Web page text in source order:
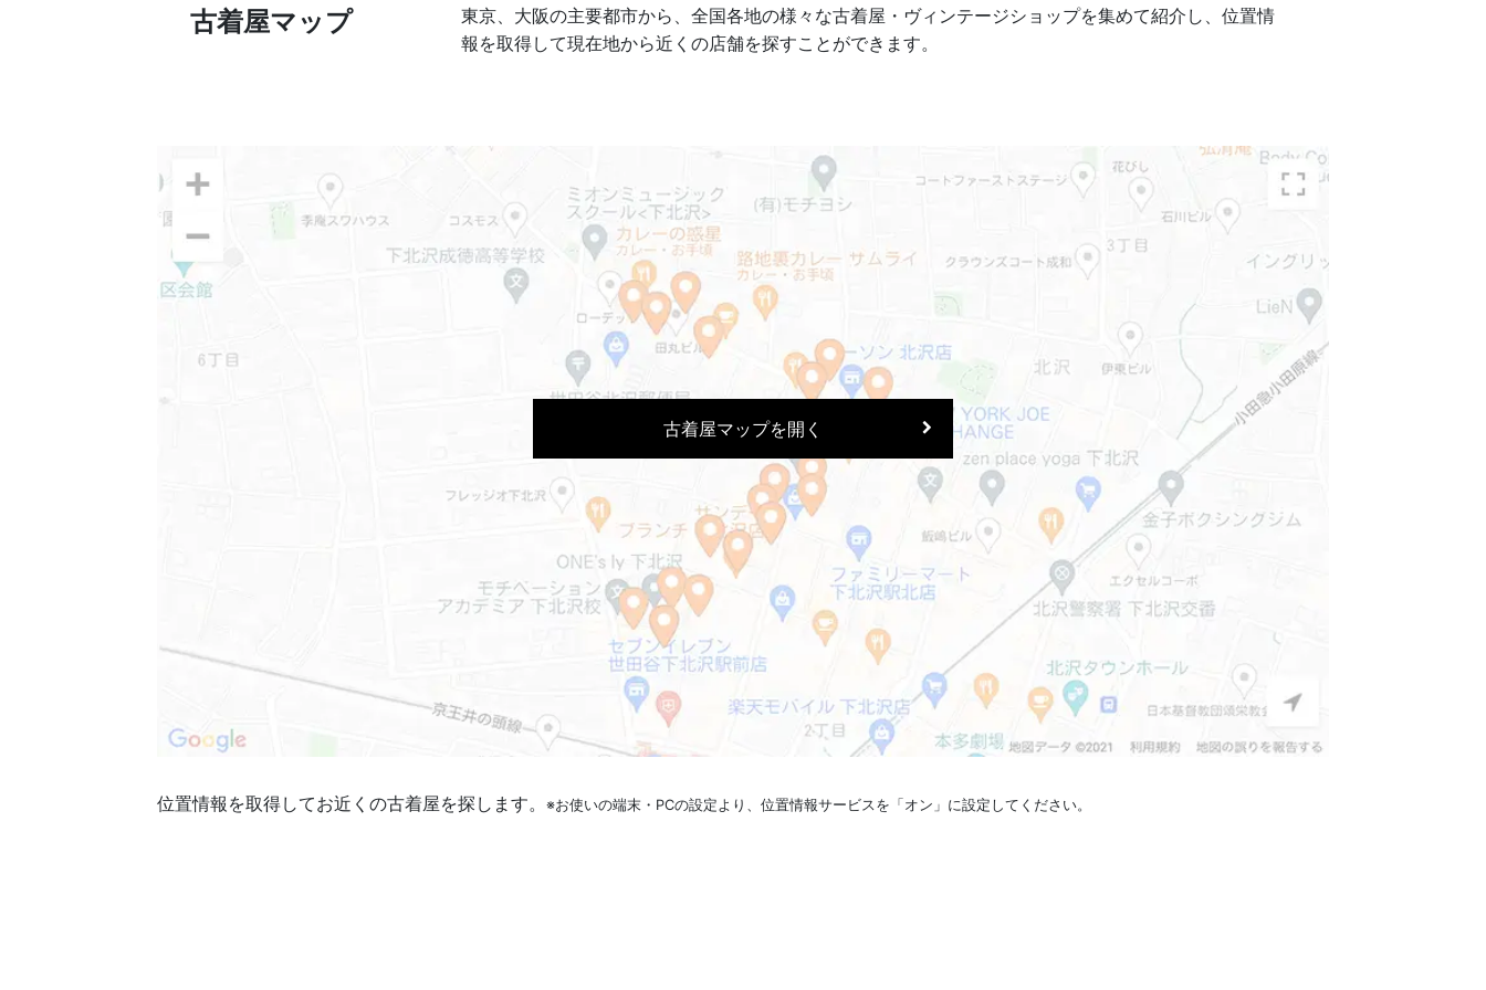
古着屋マップ
東京、大阪の主要都市から、全国各地の様々な古着屋・ヴィンテージショップを集めて紹介し、位置情
報を取得して現在地から近くの店舗を探すことができます。
古着屋マップを開く
位置情報を取得してお近くの古着屋を探します。 ※お使いの端末・PCの設定より、位置情報サービスを「オン」に設定してください。